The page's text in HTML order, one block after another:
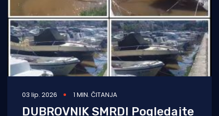
03 lip. 2026 1 MIN. ČITANJA
DUBROVNIK SMRDI Pogledajte